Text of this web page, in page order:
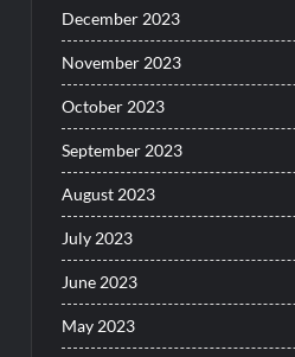
December 2023
November 2023
October 2023
September 2023
August 2023
July 2023
June 2023
May 2023